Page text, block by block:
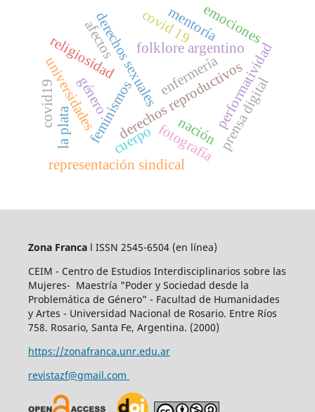
derechos sexuales
derechos reproductivos
feminismos
folklore argentino
género
nación
religiosidad performatividad
fotografía
cuerpo
universidades enfermería
la plata
covid 19
prensa digital
afectos emociones
representación sindical
mentoría
covid19
Zona Francal ISSN 2545-6504 (en línea)
CEIM - Centro de Estudios Interdisciplinarios sobre las
Mujeres- Maestría "Poder y Sociedad desde la
Problemática de Género" - Facultad de Humanidades
y Artes - Universidad Nacional de Rosario. Entre Ríos
758. Rosario, Santa Fe, Argentina. (2000)
https://zonafranca.unr.edu.ar
revistazf@gmail.com